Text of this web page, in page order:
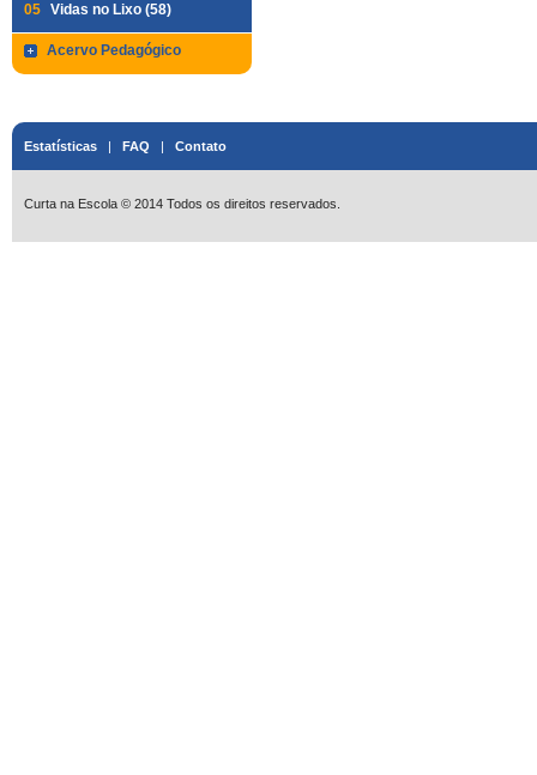
05 Vidas no Lixo (58)
Acervo Pedagógico
Estatísticas | FAQ | Contato
Curta na Escola © 2014 Todos os direitos reservados.